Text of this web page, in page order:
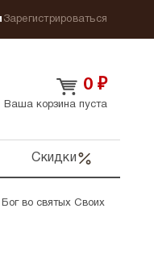
Зарегистрироваться
0 ₽
Ваша корзина пуста
Скидки
во святых Своих